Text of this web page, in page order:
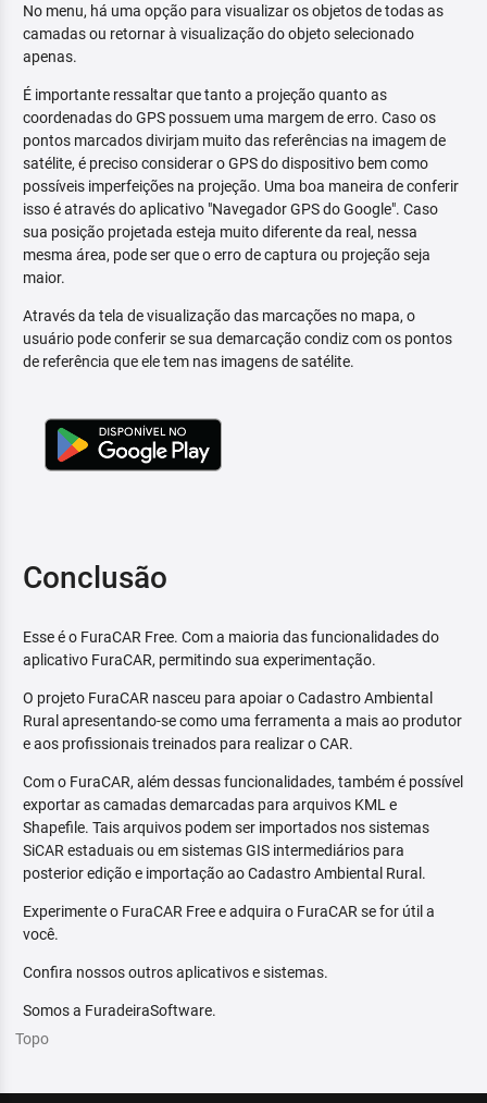
No menu, há uma opção para visualizar os objetos de todas as
camadas ou retornar à visualização do objeto selecionado
apenas.
É importante ressaltar que tanto a projeção quanto as
coordenadas do GPS possuem uma margem de erro. Caso os
pontos marcados divirjam muito das referências na imagem de
satélite, é preciso considerar o GPS do dispositivo bem como
possíveis imperfeições na projeção. Uma boa maneira de conferir
isso é através do aplicativo "Navegador GPS do Google". Caso
sua posição projetada esteja muito diferente da real, nessa
mesma área, pode ser que o erro de captura ou projeção seja
maior.
Através da tela de visualização das marcações no mapa, o
usuário pode conferir se sua demarcação condiz com os pontos
de referência que ele tem nas imagens de satélite.
Conclusão
Esse é o FuraCAR Free. Com a maioria das funcionalidades do
aplicativo FuraCAR, permitindo sua experimentação.
O projeto FuraCAR nasceu para apoiar o Cadastro Ambiental
Rural apresentando-se como uma ferramenta a mais ao produtor
e aos profissionais treinados para realizar o CAR.
Com o FuraCAR, além dessas funcionalidades, também é possível
exportar as camadas demarcadas para arquivos KML e
Shapefile. Tais arquivos podem ser importados nos sistemas
SiCAR estaduais ou em sistemas GIS intermediários para
posterior edição e importação ao Cadastro Ambiental Rural.
Experimente o FuraCAR Free e adquira o FuraCAR se for útil a
você.
Confira nossos outros aplicativos e sistemas.
Somos a FuradeiraSoftware.
Topo